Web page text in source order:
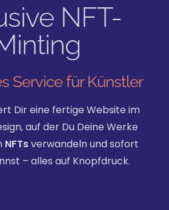
NFT-
Service für Künstler
Dir eine fertige Website im
auf der Du Deine Werke
NFTsverwandeln und sofort
– alles auf Knopfdruck.